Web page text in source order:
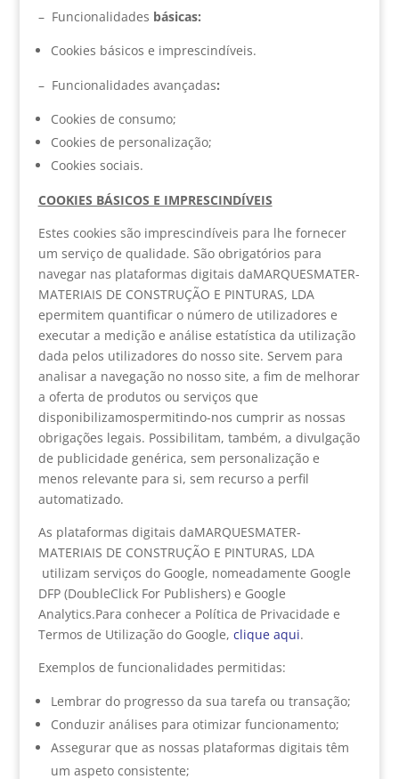
– Funcionalidades básicas:
Cookies básicos e imprescindíveis.
– Funcionalidades avançadas:
Cookies de consumo;
Cookies de personalização;
Cookies sociais.
COOKIES BÁSICOS E IMPRESCINDÍVEIS
Estes cookies são imprescindíveis para lhe fornecer
um serviço de qualidade. São obrigatórios para
navegar nas plataformas digitais daMARQUESMATER-
MATERIAIS DE CONSTRUÇÃO E PINTURAS, LDA
epermitem quantificar o número de utilizadores e
executar a medição e análise estatística da utilização
dada pelos utilizadores do nosso site. Servem para
analisar a navegação no nosso site, a fim de melhorar
a oferta de produtos ou serviços que
disponibilizamospermitindo-nos cumprir as nossas
obrigações legais. Possibilitam, também, a divulgação
de publicidade genérica, sem personalização e
menos relevante para si, sem recurso a perfil
automatizado.
As plataformas digitais daMARQUESMATER-
MATERIAIS DE CONSTRUÇÃO E PINTURAS, LDA
utilizam serviços do Google, nomeadamente Google
DFP (DoubleClick For Publishers) e Google
Analytics.Para conhecer a Política de Privacidade e
Termos de Utilização do Google, clique aqui.
Exemplos de funcionalidades permitidas:
Lembrar do progresso da sua tarefa ou transação;
Conduzir análises para otimizar funcionamento;
Assegurar que as nossas plataformas digitais têm
um aspeto consistente;